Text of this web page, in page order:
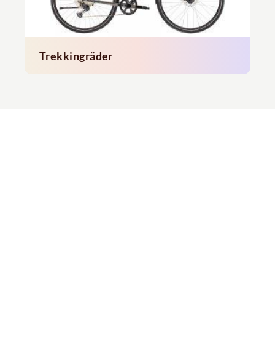
Trekkingräder